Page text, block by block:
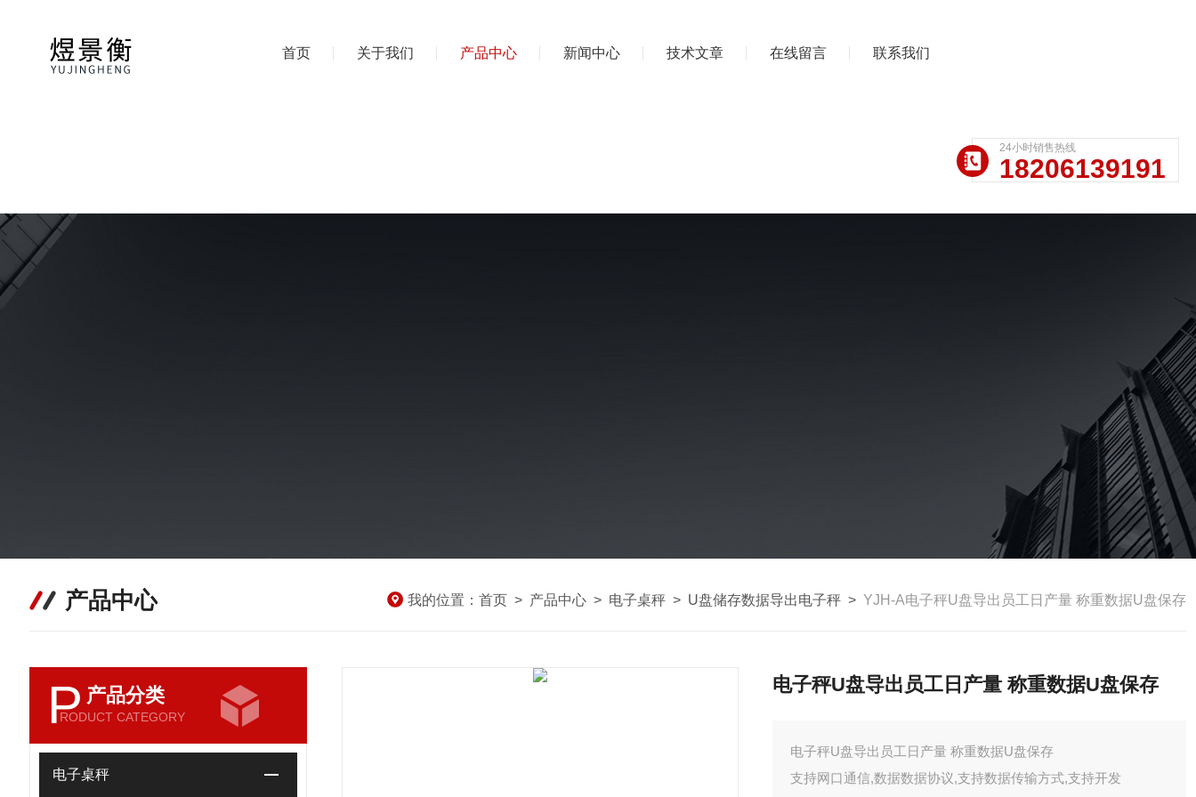
首页 关于我们 产品中心 新闻中心 技术文章 在线留言 联系我们
24小时销售热线
18206139191
产品中心 我的位置： 首页 > 产品中心 > 电子桌秤 > U盘储存数据导出电子秤 > YJH-A电子秤U盘导出员工日产量 称重数据U盘保存
P 产品分类
RODUCT CATEGORY
电子桌秤
电子秤U盘导出员工日产量 称重数据U盘保存
电子秤U盘导出员工日产量 称重数据U盘保存
支持网口通信,数据数据协议,支持数据传输方式,支持开发